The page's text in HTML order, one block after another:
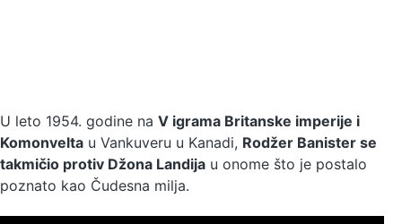
U leto 1954. godine na V igrama Britanske imperije i
Komonvelta u Vankuveru u Kanadi, Rodžer Banister se
takmičio protiv Džona Landija u onome što je postalo
poznato kao Čudesna milja.